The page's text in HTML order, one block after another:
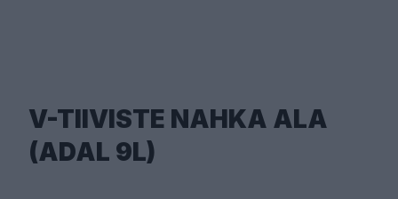
V-TIIVISTE NAHKA ALA
(ADAL 9L)